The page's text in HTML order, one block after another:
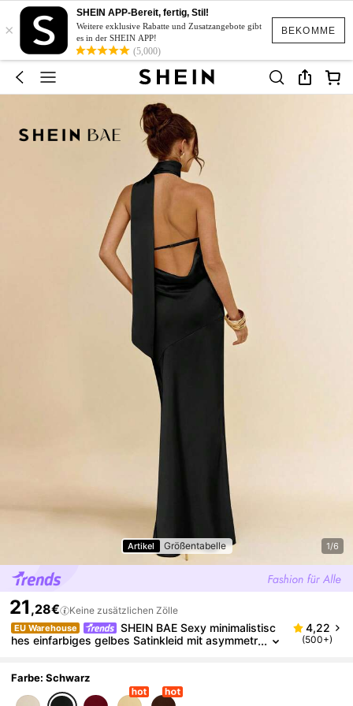
BEKOMME
×
SHEIN APP-Bereit, fertig, Stil!
Weitere exklusive Rabatte und Zusatzangebote gibt
es in der SHEIN APP!
(5,000)
Artikel Größentabelle 1/6
21 ,28€ Keine zusätzlichen Zölle
EU Warehouse
SHEIN BAE Sexy minimalistisc
hes einfarbiges gelbes Satinkleid mit asymmetr
tjungfern, Geburtstage, Frühling/Sommer
4,22
(500+)
Farbe: Schwarz